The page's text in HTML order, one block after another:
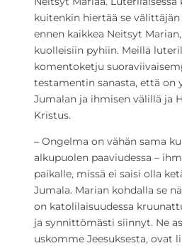
kuitenkin hiertää se
ennen kaikkea Neitsyt
kuolleisiin pyhiin. Meillä
komentoketju
testamentin sanasta, että on
Jumalan ja ihmisen välillä ja
Kristus.
– Ongelma on vähän sama
alkupuolen paaviudessa –
paikalle, missä ei saisi olla
Jumala. Marian kohdalla se
on katolilaisuudessa
ja synnittömästi siinnyt. Ne
uskomme Jeesuksesta, ovat